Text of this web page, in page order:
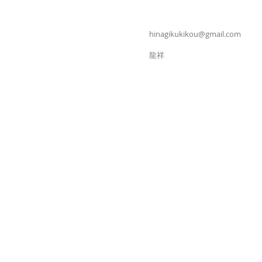
hinagikukikou@gmail.com
​龍祥